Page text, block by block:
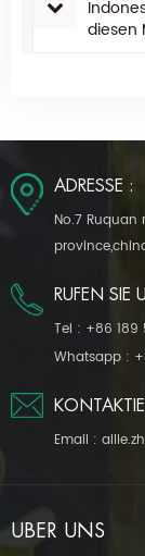
diesen
ADRESSE :
No.7
RUFEN SIE
Tel : +86 189
Whatsapp :
Email :
ÜBER UNS